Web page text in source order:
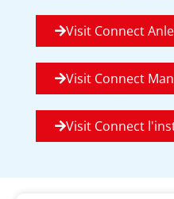
Visit Connect
Visit Connect
Visit Connect